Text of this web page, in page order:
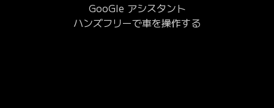
GooGle アシスタント
ハンズフリーで車を操作する